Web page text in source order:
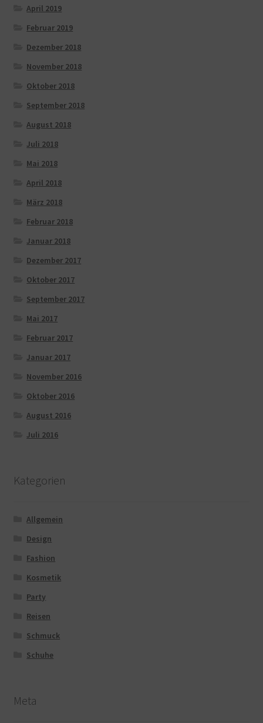
April 2019
Februar 2019
Dezember 2018
November 2018
Oktober 2018
September 2018
August 2018
Juli 2018
Mai 2018
April 2018
März 2018
Februar 2018
Januar 2018
Dezember 2017
Oktober 2017
September 2017
Mai 2017
Februar 2017
Januar 2017
November 2016
Oktober 2016
August 2016
Juli 2016
Kategorien
Allgemein
Design
Fashion
Kosmetik
Party
Reisen
Schmuck
Schuhe
Meta